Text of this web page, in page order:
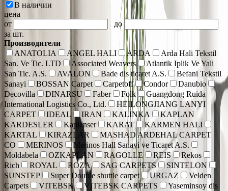
В наличии
цена
от
до
за шт.
Производители
ANATOLIA
ANGEL HALI ARDA
Arda Hali Tekstil
San. Ve Tic. LTD
Associated Weavers
Atlantik Iplik Ve Yali
San Tic. A.S.
AVALON Bade dis ticaret A.S.
Befani Tekstil
Sanayi
BOSSAN Carpet Carpetoff Condor
Danubio
Decovilla
DINARSU Faber Folk
Guangdong Ruida
International Logistics Co., Ltd.
HEILONGJIANG LANYI
CARPET
IDEAL IRAN KALINKA
KAPLAN
KARDESLER
Kaplanser KARAT
KARMEN HALI
KARTAL
KIRAZLAR
MASHAD ARDEHAL CARPET
CO
MERINOS
Merinos Hall Sanayi ve Ticaret A.S.
Moldabela
OZKAPLAN RAGOLLE REIS
Rekos
Rich
ROYAL ROZA SAG CARPETS
SINTELON
SUNSTEP
Super Double shuttle carpet URGAZ
Velden
Carpets
VITEBSK VITEBSK CARPETS
Yaseminsoy dis